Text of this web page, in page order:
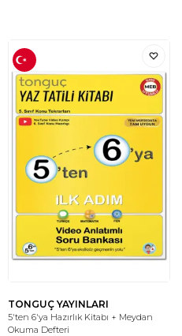
TONGUÇ YAYINLARI
5'ten 6'ya Hazırlık Kitabı + Meydan
Okuma Defteri